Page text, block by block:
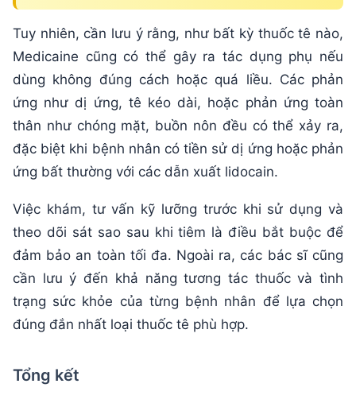
Tuy nhiên, cần lưu ý rằng, như bất kỳ thuốc tê nào,
Medicaine cũng có thể gây ra tác dụng phụ nếu
dùng không đúng cách hoặc quá liều. Các phản
ứng như dị ứng, tê kéo dài, hoặc phản ứng toàn
thân như chóng mặt, buồn nôn đều có thể xảy ra,
đặc biệt khi bệnh nhân có tiền sử dị ứng hoặc phản
ứng bất thường với các dẫn xuất lidocain.
Việc khám, tư vấn kỹ lưỡng trước khi sử dụng và
theo dõi sát sao sau khi tiêm là điều bắt buộc để
đảm bảo an toàn tối đa. Ngoài ra, các bác sĩ cũng
cần lưu ý đến khả năng tương tác thuốc và tình
trạng sức khỏe của từng bệnh nhân để lựa chọn
đúng đắn nhất loại thuốc tê phù hợp.
Tổng kết